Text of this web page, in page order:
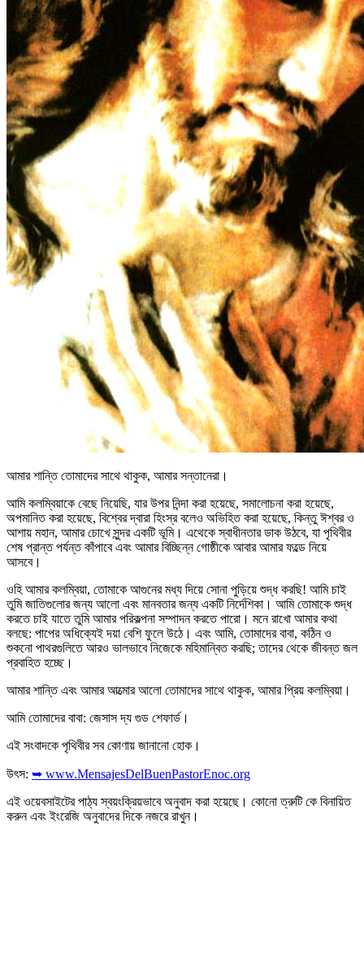
আমার শান্তি তোমাদের সাথে থাকুক, আমার সন্তানেরা।
আমি কলম্বিয়াকে বেছে নিয়েছি, যার উপর নিন্দা করা হয়েছে, সমালোচনা করা হয়েছে,
অপমানিত করা হয়েছে, বিশ্বের দ্বারা হিংস্র বলেও অভিহিত করা হয়েছে, কিন্তু ঈশ্বর ও
আশায় মহান, আমার চোখে সুন্দর একটি ভূমি। এথেকে স্বাধীনতার ডাক উঠবে, যা পৃথিবীর
শেষ প্রান্ত পর্যন্ত কাঁপাবে এবং আমার বিচ্ছিন্ন গোষ্ঠীকে আবার আমার ফল্ডে নিয়ে
আসবে।
ওহি আমার কলম্বিয়া, তোমাকে আগুনের মধ্য দিয়ে সোনা পুড়িয়ে শুদ্ধ করছি! আমি চাই
তুমি জাতিগুলোর জন্য আলো এবং মানবতার জন্য একটি নির্দেশিকা। আমি তোমাকে শুদ্ধ
করতে চাই যাতে তুমি আমার পরিকল্পনা সম্পাদন করতে পারো। মনে রাখো আমার কথা
বলছে: পাপের অধিক্যেই দয়া বেশি ফুলে উঠে। এবং আমি, তোমাদের বাবা, কঠিন ও
শুকনো পাথরগুলিতে আরও ভালভাবে নিজেকে মহিমান্বিত করছি; তাদের থেকে জীবন্ত জল
প্রবাহিত হচ্ছে।
আমার শান্তি এবং আমার আত্মাের আলো তোমাদের সাথে থাকুক, আমার প্রিয় কলম্বিয়া।
আমি তোমাদের বাবা: জেসাস দ্য গুড শেফার্ড।
এই সংবাদকে পৃথিবীর সব কোণায় জানানো হোক।
উৎস: ➥ www.MensajesDelBuenPastorEnoc.org
এই ওয়েবসাইটের পাঠ্য স্বয়ংক্রিয়ভাবে অনুবাদ করা হয়েছে। কোনো ত্রুটি কে বিনায়িত
করুন এবং ইংরেজি অনুবাদের দিকে নজরে রাখুন।